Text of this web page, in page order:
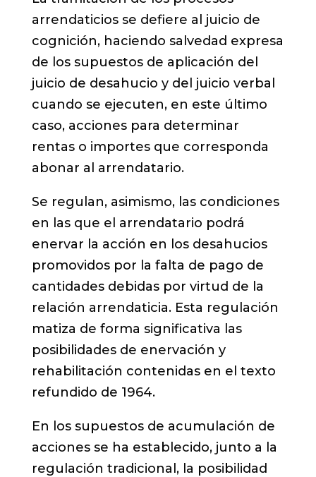
arrendaticios se defiere al juicio de
cognición, haciendo salvedad expresa
de los supuestos de aplicación del
juicio de desahucio y del juicio verbal
cuando se ejecuten, en este último
caso, acciones para determinar
rentas o importes que corresponda
abonar al arrendatario.
Se regulan, asimismo, las condiciones
en las que el arrendatario podrá
enervar la acción en los desahucios
promovidos por la falta de pago de
cantidades debidas por virtud de la
relación arrendaticia. Esta regulación
matiza de forma significativa las
posibilidades de enervación y
rehabilitación contenidas en el texto
refundido de 1964.
En los supuestos de acumulación de
acciones se ha establecido, junto a la
regulación tradicional, la posibilidad